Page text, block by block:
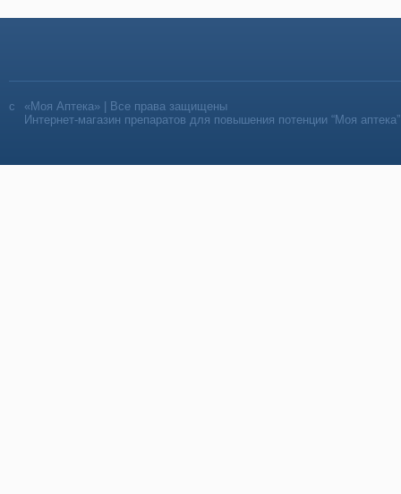
«Моя Аптека» | Все права защищены
Интернет-магазин препаратов для повышения потенции “Моя